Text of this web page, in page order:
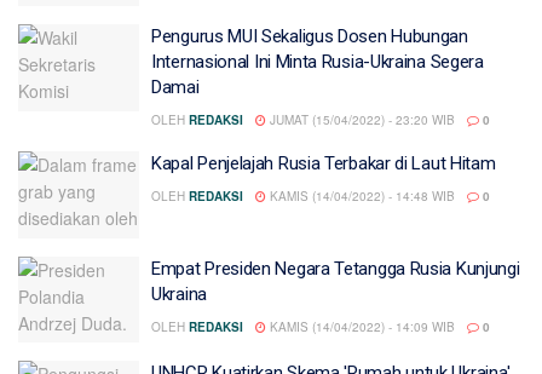
Pengurus MUI Sekaligus Dosen Hubungan
Internasional Ini Minta Rusia-Ukraina Segera
Damai
OLEH REDAKSI JUMAT (15/04/2022) - 23:20 WIB 0
Kapal Penjelajah Rusia Terbakar di Laut Hitam
OLEH REDAKSI KAMIS (14/04/2022) - 14:48 WIB 0
Empat Presiden Negara Tetangga Rusia Kunjungi
Ukraina
OLEH REDAKSI KAMIS (14/04/2022) - 14:09 WIB 0